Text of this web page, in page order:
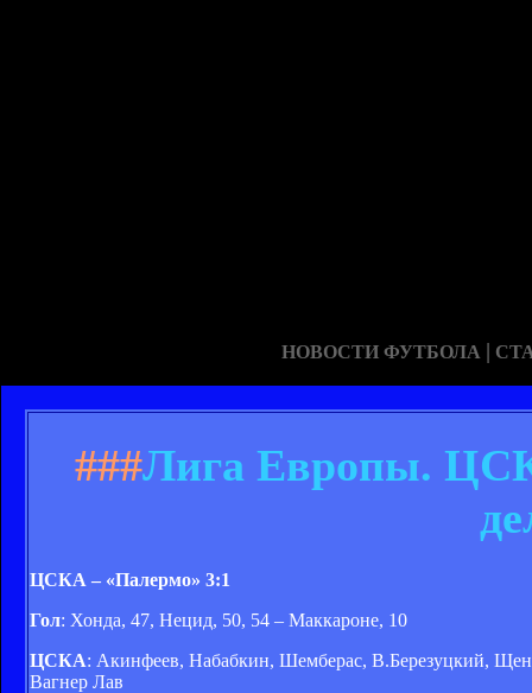
НОВОСТИ ФУТБОЛА |
###Лига Европы.
ЦСКА – «Палермо» 3:1
Гол: Хонда, 47, Нецид, 50, 54 – Маккароне, 10
ЦСКА: Акинфеев, Набабкин, Шемберас, В.Березуцкий,
Вагнер Лав